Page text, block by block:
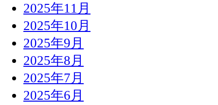
2025年11月
2025年10月
2025年9月
2025年8月
2025年7月
2025年6月